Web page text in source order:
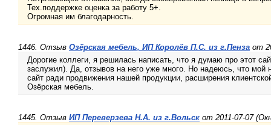
Тех.поддержке оценка за работу 5+.
Огромная им благодарность.
1446. Отзыв Озёрская мебель, ИП Королёв П.С. из г.Пенза от
Дорогие коллеги, я решилась написать, что я думаю про этот
заслужил). Да, отзывов на него уже много. Но надеюсь, что мой
сайт ради продвижения нашей продукции, расширения
Озёрская мебель.
1445. Отзыв ИП Переверзева Н.А. из г.Вольск от 2011-07-07